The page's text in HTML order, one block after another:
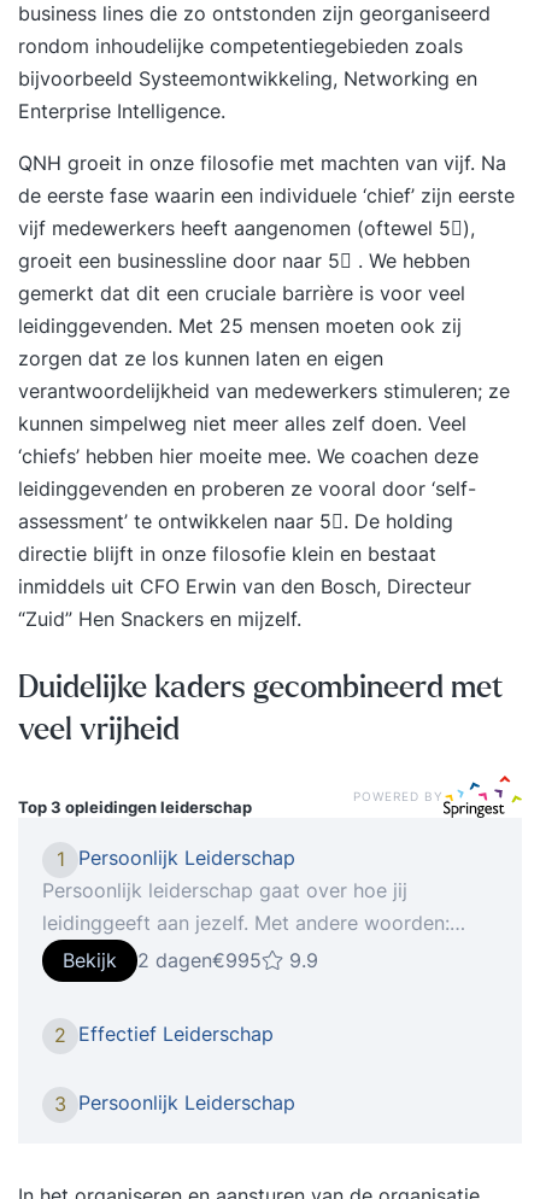
business lines die zo ontstonden zijn georganiseerd
rondom inhoudelijke competentiegebieden zoals
bijvoorbeeld Systeemontwikkeling, Networking en
Enterprise Intelligence.
QNH groeit in onze filosofie met machten van vijf. Na
de eerste fase waarin een individuele ‘chief’ zijn eerste
vijf medewerkers heeft aangenomen (oftewel 5),
groeit een businessline door naar 5 . We hebben
gemerkt dat dit een cruciale barrière is voor veel
leidinggevenden. Met 25 mensen moeten ook zij
zorgen dat ze los kunnen laten en eigen
verantwoordelijkheid van medewerkers stimuleren; ze
kunnen simpelweg niet meer alles zelf doen. Veel
‘chiefs’ hebben hier moeite mee. We coachen deze
leidinggevenden en proberen ze vooral door ‘self-
assessment’ te ontwikkelen naar 5. De holding
directie blijft in onze filosofie klein en bestaat
inmiddels uit CFO Erwin van den Bosch, Directeur
“Zuid” Hen Snackers en mijzelf.
Duidelijke kaders gecombineerd met
veel vrijheid
Top 3 opleidingenleiderschap
POWERED BY
1
Persoonlijk Leiderschap
Persoonlijk leiderschap gaat over hoe jij
leidinggeeft aan jezelf. Met andere woorden:
“Hoe haal jij het meeste uit jezelf?”. Dit kan gaan
van het doelgericht en zelfverzekerd houden van
gesprekken tot aan het effectief indelen van je
eigen tijd. Minder energie uitgeven aan meer
leidt tot zelfreflectie, deze momenten gebruik je
Dat stopt niet na de training, je krijgt de juiste
Bekijk 2 dagen€995 9.9
2 Effectief Leiderschap
3 Persoonlijk Leiderschap